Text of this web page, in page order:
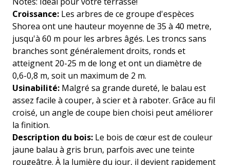
Croissance: Les arbres de ce groupe d'espèces
Shorea ont une hauteur moyenne de 35 à 40 metre,
jusqu'à 60 m pour les arbres âgés. Les troncs sans
branches sont généralement droits, ronds et
atteignent 20-25 m de long et ont un diamètre de
0,6-0,8 m, soit un maximum de 2 m.
Usinabilité: Malgré sa grande dureté, le balau est
assez facile à couper, à scier et à raboter. Grâce au fil
croisé, un angle de coupe bien choisi peut améliorer
la finition.
Description du bois: Le bois de cœur est de couleur
jaune balau à gris brun, parfois avec une teinte
rougeâtre. À la lumière du jour, il devient rapidement